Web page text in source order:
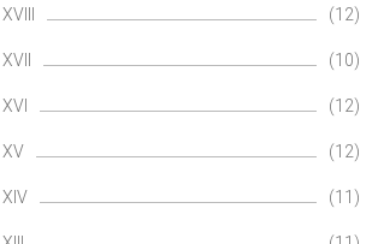
(12)
(10)
(12)
(12)
(11)